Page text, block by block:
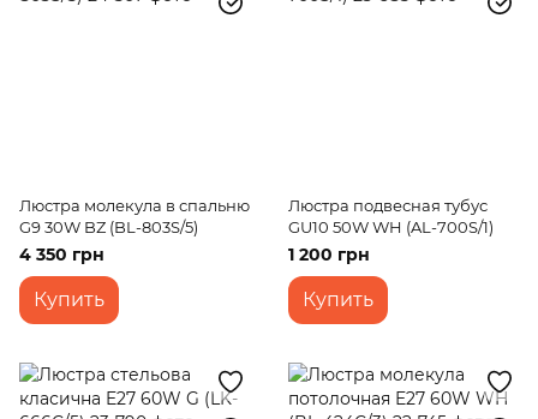
Люстра молекула в спальню
G9 30W BZ (BL-803S/5)
4 350 грн
Купить
Люстра подвесная тубус
GU10 50W WH (AL-700S/1)
1 200 грн
Купить